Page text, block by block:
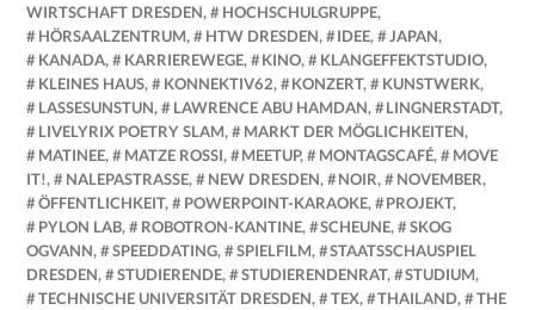
WIRTSCHAFT DRESDEN, HOCHSCHULGRUPPE,
HÖRSAALZENTRUM, HTW DRESDEN, IDEE, JAPAN,
KANADA, KARRIEREWEGE, KINO, KLANGEFFEKTSTUDIO,
KLEINES HAUS, KONNEKTIV62, KONZERT, KUNSTWERK,
LASSESUNSTUN, LAWRENCE ABU HAMDAN, LINGNERSTADT,
LIVELYRIX POETRY SLAM, MARKT DER MÖGLICHKEITEN,
MATINEE, MATZE ROSSI, MEETUP, MONTAGSCAFÉ,
MOVE
IT!, NALEPASTRASSE , NEW DRESDEN, NOIR, NOVEMBER,
ÖFFENTLICHKEIT, POWERPOINT-KARAOKE, PROJEKT,
PYLON LAB, ROBOTRON-KANTINE, SCHEUNE,
SKOG
OGVANN, SPEEDDATING, SPIELFILM,
STAATSSCHAUSPIEL
DRESDEN, STUDIERENDE, STUDIERENDENRAT, STUDIUM,
TECHNISCHE UNIVERSITÄT DRESDEN, TEX, THAILAND,
THE